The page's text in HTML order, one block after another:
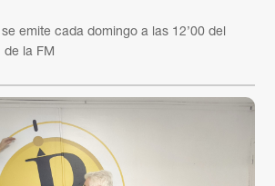
emite cada domingo a las 12’00 del
de la FM